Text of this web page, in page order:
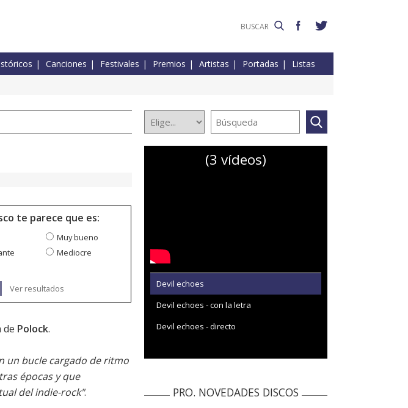
Canciones Festivales Premios Artistas Portadas Listas
te parece que es:
Muy bueno
Mediocre
Ver resultados
de Polock.
un bucle cargado de ritmo
épocas y que
del indie-rock".
(3 vídeos)
Devil echoes
Devil echoes - con la letra
Devil echoes - directo
PRO. NOVEDADES DISCOS